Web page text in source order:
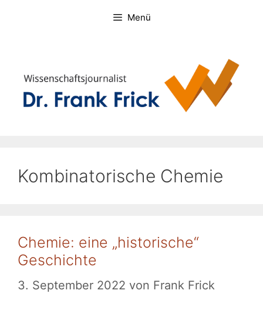
Menü
Kombinatorische Chemie
Chemie: eine „historische“
Geschichte
3. September 2022 von Frank Frick